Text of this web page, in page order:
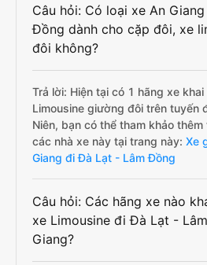
Câu hỏi: Có loại xe An
Đồng dành cho cặp đôi, xe
đôi không?
Trả lời: Hiện tại có 1 hãng xe
Limousine giường đôi trên tuyến
Niên, bạn có thể tham khảo
các nhà xe này tại trang này: Xe
Giang đi Đà Lạt - Lâm Đồng
Câu hỏi: Các hãng xe nào
xe Limousine đi Đà Lạt -
Giang?